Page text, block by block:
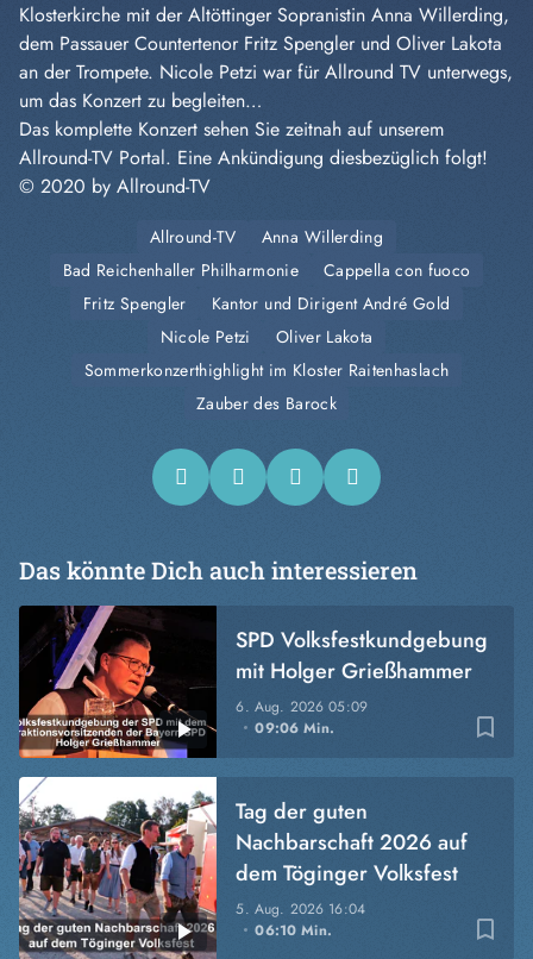
Klosterkirche mit der Altöttinger Sopranistin Anna Willerding,
dem Passauer Countertenor Fritz Spengler und Oliver Lakota
an der Trompete. Nicole Petzi war für Allround TV unterwegs,
um das Konzert zu begleiten…
Das komplette Konzert sehen Sie zeitnah auf unserem
Allround-TV Portal. Eine Ankündigung diesbezüglich folgt!
© 2020 by Allround-TV
Allround-TV
Anna Willerding
Bad Reichenhaller Philharmonie
Cappella con fuoco
Fritz Spengler
Kantor und Dirigent André Gold
Nicole Petzi
Oliver Lakota
Sommerkonzerthighlight im Kloster Raitenhaslach
Zauber des Barock
Das könnte Dich auch interessieren
bookmark_border
6. Aug. 202605:09
09:06 Min.
SPD Volksfestkundgebung
mit Holger Grießhammer
bookmark_border
5. Aug. 2026 16:04
06:10 Min.
Tag der guten
Nachbarschaft 2026 auf
dem Töginger Volksfest